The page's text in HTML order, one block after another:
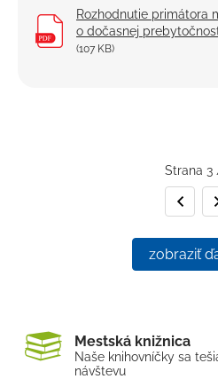
Rozhodnutie primátora
o dočasnej
(107 KB)
Strana 3
zobraziť
Mestská knižnica
Naše knihovníčky sa
návštevu